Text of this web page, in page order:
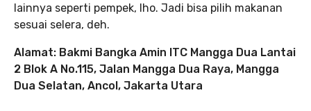
lainnya seperti pempek, lho. Jadi bisa pilih makanan
sesuai selera, deh.
Alamat: Bakmi Bangka Amin ITC Mangga Dua Lantai
2 Blok A No.115, Jalan Mangga Dua Raya, Mangga
Dua Selatan, Ancol, Jakarta Utara